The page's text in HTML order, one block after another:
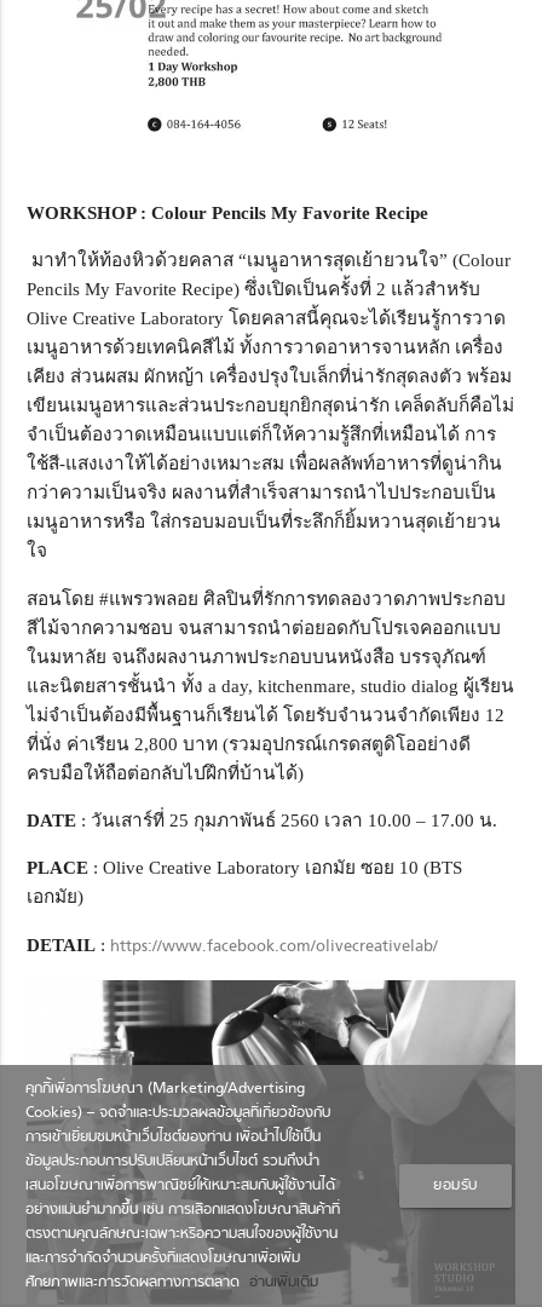
WORKSHOP : Colour Pencils My Favorite Recipe
มาทำให้ท้องหิวด้วยคลาส “เมนูอาหารสุดเย้ายวนใจ” (Colour
Pencils My Favorite Recipe) ซึ่งเปิดเป็นครั้งที่ 2 แล้วสำหรับ
Olive Creative Laboratory โดยคลาสนี้คุณจะได้เรียนรู้การวาด
เมนูอาหารด้วยเทคนิคสีไม้ ทั้งการวาดอาหารจานหลัก เครื่อง
เคียง ส่วนผสม ผักหญ้า เครื่องปรุงใบเล็กที่น่ารักสุดลงตัว พร้อม
เขียนเมนูอหารและส่วนประกอบยุกยิกสุดน่ารัก เคล็ดลับก็คือไม่
จำเป็นต้องวาดเหมือนแบบแต่ก็ให้ความรู้สึกที่เหมือนได้ การ
ใช้สี-แสงเงาให้ได้อย่างเหมาะสม เพื่อผลลัพท์อาหารที่ดูน่ากิน
กว่าความเป็นจริง ผลงานที่สำเร็จสามารถนำไปประกอบเป็น
เมนูอาหารหรือ ใส่กรอบมอบเป็นที่ระลึกก็ยิ้มหวานสุดเย้ายวน
ใจ
สอนโดย #แพรวพลอย ศิลปินที่รักการทดลองวาดภาพประกอบ
สีไม้จากความชอบ จนสามารถนำต่อยอดกับโปรเจคออกแบบ
ในมหาลัย จนถึงผลงานภาพประกอบบนหนังสือ บรรจุภัณฑ์
และนิตยสารชั้นนำ ทั้ง a day, kitchenmare, studio dialog ผู้เรียน
ไม่จำเป็นต้องมีพื้นฐานก็เรียนได้ โดยรับจำนวนจำกัดเพียง 12
ที่นั่ง ค่าเรียน 2,800 บาท (รวมอุปกรณ์เกรดสตูดิโออย่างดี
ครบมือให้ถือต่อกลับไปฝึกที่บ้านได้)
DATE : วันเสาร์ที่ 25 กุมภาพันธ์ 2560 เวลา 10.00 – 17.00 น.
PLACE : Olive Creative Laboratory เอกมัย ซอย 10 (BTS
เอกมัย)
DETAIL : https://www.facebook.com/olivecreativelab/
คุกกี้เพื่อการโฆษณา (Marketing/Advertising
Cookies) – จดจำและประมวลผลข้อมูลที่เกี่ยวข้องกับ
การเข้าเยี่ยมชมหน้าเว็บไซต์ของท่าน เพื่อนำไปใช้เป็น
ข้อมูลประกอบการปรับเปลี่ยนหน้าเว็บไซต์ รวมถึงนำ
เสนอโฆษณาเพื่อการพาณิชย์ให้เหมาะสมกับผู้ใช้งานได้
อย่างแม่นยำมากขึ้น เช่น การเลือกแสดงโฆษณาสินค้าที่
ตรงตามคุณลักษณะเฉพาะหรือความสนใจของผู้ใช้งาน
และการจำกัดจำนวนครั้งที่แสดงโฆษณาเพื่อเพิ่ม
ศักยภาพและการวัดผลทางการตลาดอ่านเพิ่มเติม
ยอมรับ